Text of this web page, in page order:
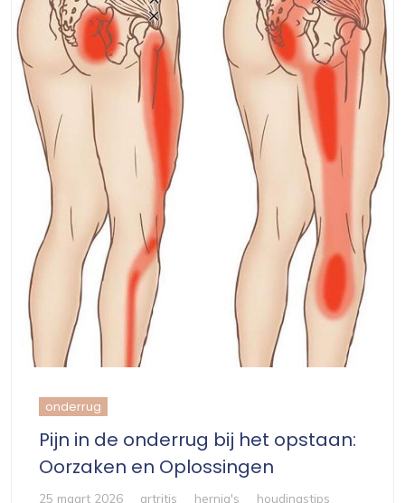
onderrug
Pijn in de onderrug bij het opstaan:
Oorzaken en Oplossingen
25 maart 2026 artritis hernia's
houdingstips